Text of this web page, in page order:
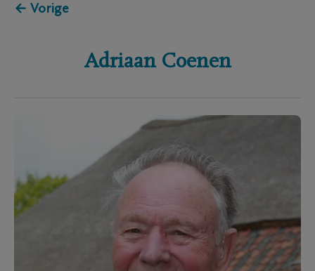
← Vorige
Adriaan Coenen